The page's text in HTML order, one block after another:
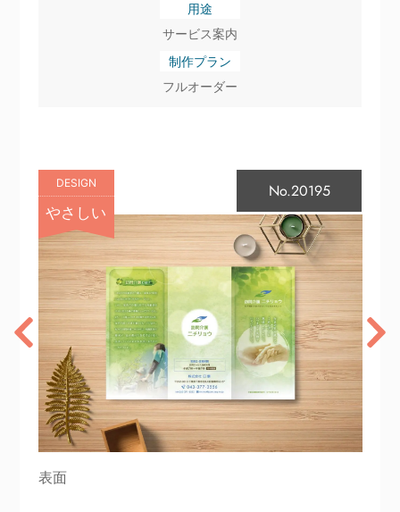
用途
サービス案内
制作プラン
フルオーダー
DESIGN
やさしい
No.20195
表面